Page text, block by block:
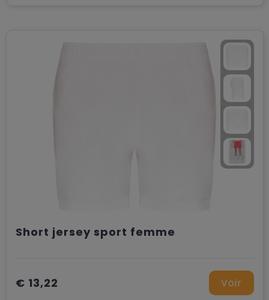
Short jersey sport femme
€ 13,22 Voir